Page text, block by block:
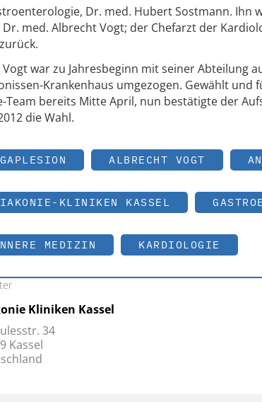
Dr. med. Hubert Sostmann. Ihn
Dr. med. Albrecht Vogt; der Chefarzt der
Vogt war zu Jahresbeginn mit seiner Abteilung
Krankenhaus umgezogen. Gewählt und
Team bereits Mitte April, nun bestätigte der
die Wahl.
ALBRECHT VOGT
KLINIKEN KASSEL
MEDIZIN KARDIOLOGIE
Kliniken Kassel
34
Kassel